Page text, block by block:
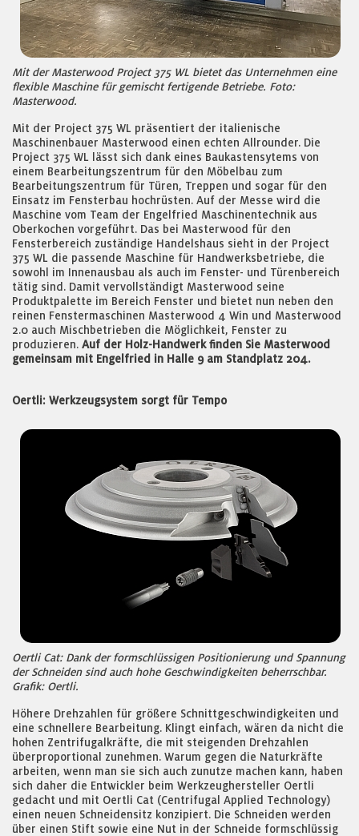
Mit der Masterwood Project 375 WL bietet das Unternehmen eine
flexible Maschine für gemischt fertigende Betriebe. Foto:
Masterwood.
Mit der Project 375 WL präsentiert der italienische
Maschinenbauer Masterwood einen echten Allrounder. Die
Project 375 WL lässt sich dank eines Baukastensytems von
einem Bearbeitungszentrum für den Möbelbau zum
Bearbeitungszentrum für Türen, Treppen und sogar für den
Einsatz im Fensterbau hochrüsten. Auf der Messe wird die
Maschine vom Team der Engelfried Maschinentechnik aus
Oberkochen vorgeführt. Das bei Masterwood für den
Fensterbereich zuständige Handelshaus sieht in der Project
375 WL die passende Maschine für Handwerksbetriebe, die
sowohl im Innenausbau als auch im Fenster- und Türenbereich
tätig sind. Damit vervollständigt Masterwood seine
Produktpalette im Bereich Fenster und bietet nun neben den
reinen Fenstermaschinen Masterwood 4 Win und Masterwood
2.0 auch Mischbetrieben die Möglichkeit, Fenster zu
produzieren. Auf der Holz-Handwerk finden Sie Masterwood
gemeinsam mit Engelfried in Halle 9 am Standplatz 204.
Oertli: Werkzeugsystem sorgt für Tempo
Oertli Cat: Dank der formschlüssigen Positionierung und Spannung
der Schneiden sind auch hohe Geschwindigkeiten beherrschbar.
Grafik: Oertli.
Höhere Drehzahlen für größere Schnittgeschwindigkeiten und
eine schnellere Bearbeitung. Klingt einfach, wären da nicht die
hohen Zentrifugalkräfte, die mit steigenden Drehzahlen
überproportional zunehmen. Warum gegen die Naturkräfte
arbeiten, wenn man sie sich auch zunutze machen kann, haben
sich daher die Entwickler beim Werkzeughersteller Oertli
gedacht und mit Oertli Cat (Centrifugal Applied Technology)
einen neuen Schneidensitz konzipiert. Die Schneiden werden
über einen Stift sowie eine Nut in der Schneide formschlüssig